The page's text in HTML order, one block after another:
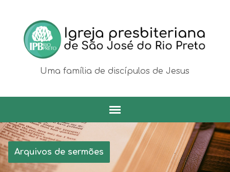
Uma família de discípulos de Jesus
Arquivos de sermões